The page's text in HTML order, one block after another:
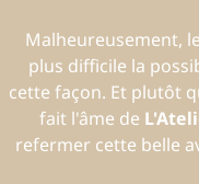
Malheureusement,
plus difficile la
cette façon. Et plutôt
fait l'âme de
refermer cette belle